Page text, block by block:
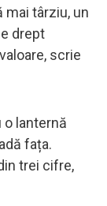
mai târziu, un
drept
scrie
o lanternă
fața.
trei cifre,